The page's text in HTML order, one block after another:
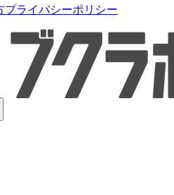
プライバシーポリシー